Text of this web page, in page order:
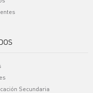
Secundaria